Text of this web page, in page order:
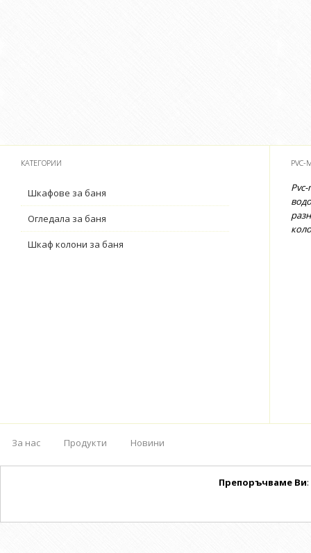
КАТЕГОРИИ
Шкафове за баня
Огледала за баня
Шкаф колони за баня
PVC-
За нас Продукти Новини
Препоръчваме Ви: